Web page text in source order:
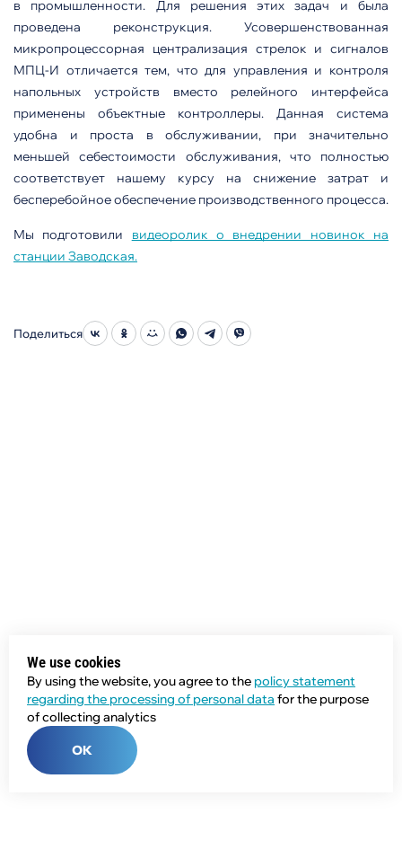
в промышленности. Для решения этих задач и была
проведена реконструкция. Усовершенствованная
микропроцессорная централизация стрелок и сигналов
МПЦ-И отличается тем, что для управления и контроля
напольных устройств вместо релейного интерфейса
применены объектные контроллеры. Данная система
удобна и проста в обслуживании, при значительно
меньшей себестоимости обслуживания, что полностью
соответствует нашему курсу на снижение затрат и
бесперебойное обеспечение производственного процесса.
Мы подготовили видеоролик о внедрении новинок на
станции Заводская.
Поделиться
We use cookies
By using the website, you agree to the policy statement
regarding the processing of personal data for the purpose
of collecting analytics
OK